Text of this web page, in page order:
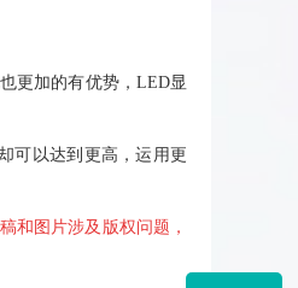
更加的有优势，LED显
可以达到更高，运用更
和图片涉及版权问题，